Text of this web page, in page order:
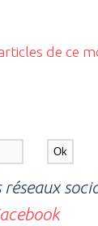
de ce